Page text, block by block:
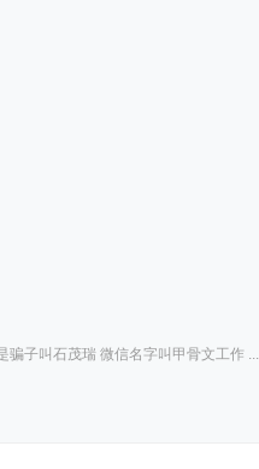
骗子叫石茂瑞 微信名字叫甲骨文工作 ...